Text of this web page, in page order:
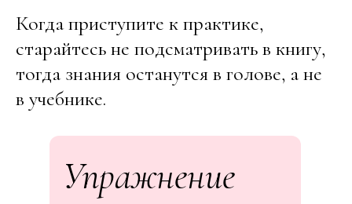
Когда приступите к практике,
старайтесь не подсматривать в книгу,
тогда знания останутся в голове, а не
в учебнике.
Упражнение